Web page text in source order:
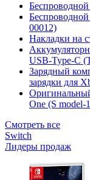
00012)
Накладки на
USB-Type-C
Зарядный
зарядки для
One (S model-
Смотреть все
Switch
Лидеры продаж